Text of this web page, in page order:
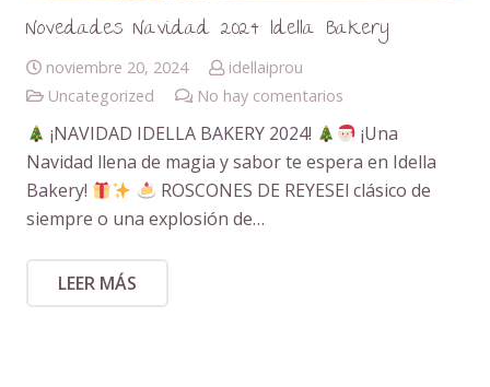
Novedades Navidad 2024 Idella Bakery
noviembre 20, 2024
idellaiprou
Uncategorized
No hay comentarios
¡NAVIDAD IDELLA BAKERY 2024!
¡Una
Navidad llena de magia y sabor te espera en Idella
Bakery!
ROSCONES DE REYESEl clásico de
siempre o una explosión de…
LEER MÁS